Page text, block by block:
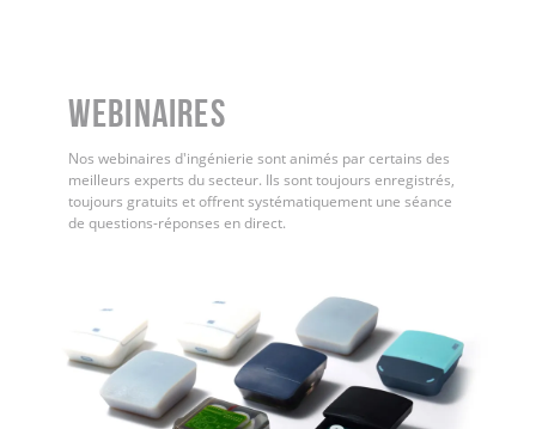
WEBINAIRES
Nos webinaires d'ingénierie sont animés par certains des
meilleurs experts du secteur. Ils sont toujours enregistrés,
toujours gratuits et offrent systématiquement une séance
de questions-réponses en direct.